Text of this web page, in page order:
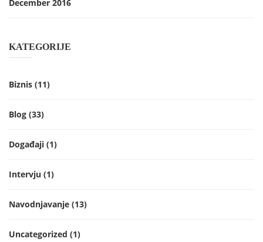
December 2016
KATEGORIJE
Biznis (11)
Blog (33)
Događaji (1)
Intervju (1)
Navodnjavanje (13)
Uncategorized (1)